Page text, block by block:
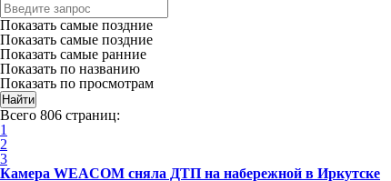
Показать самые поздние
Показать самые поздние
Показать самые ранние
Показать по названию
Показать по просмотрам
Всего 806 страниц:
1
2
3
Камера WEACOM сняла ДТП на набережной в Иркутске